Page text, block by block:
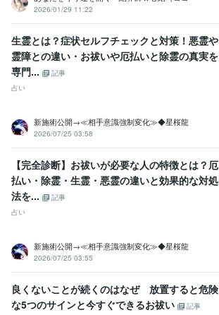
2026/01/29 11:22
生霊とは？症状セルフチェックと対策！悪霊や
霊障との違い・お祓いや厄払いと除霊の真実を
専門...
記事
占い
新施術公開→≪相手意識強制変化≫◆星桜龍
2026/07/25 03:58
【完全診断】お祓いが必要な人の特徴とは？厄
払い・除霊・生霊・悪霊の違いと効果的な対処
法を...
記事
占い
新施術公開→≪相手意識強制変化≫◆星桜龍
2026/07/25 03:55
良くないことが続くのはなぜ 放置すると危険
な5つのサインと今すぐできるお祓い
記事